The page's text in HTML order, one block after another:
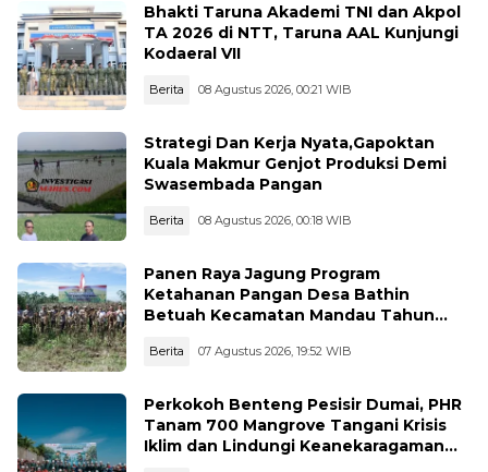
Bhakti Taruna Akademi TNI dan Akpol
TA 2026 di NTT, Taruna AAL Kunjungi
Kodaeral VII
Berita 08 Agustus 2026, 00:21 WIB
Strategi Dan Kerja Nyata,Gapoktan
Kuala Makmur Genjot Produksi Demi
Swasembada Pangan
Berita 08 Agustus 2026, 00:18 WIB
Panen Raya Jagung Program
Ketahanan Pangan Desa Bathin
Betuah Kecamatan Mandau Tahun
Berita 07 Agustus 2026, 19:52 WIB
Perkokoh Benteng Pesisir Dumai, PHR
Tanam 700 Mangrove Tangani Krisis
Iklim dan Lindungi Keanekaragaman